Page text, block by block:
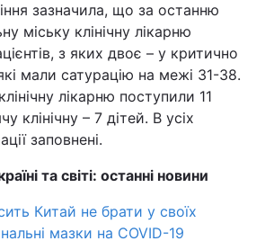
зазначила, що за останню
міську клінічну лікарню
з яких двоє – у критично
мали сатурацію на межі 31-38.
лікарню поступили 11
клінічну – 7 дітей. В усіх
заповнені.
та світі: останні новини
Китай не брати у своїх
мазки на COVID-19